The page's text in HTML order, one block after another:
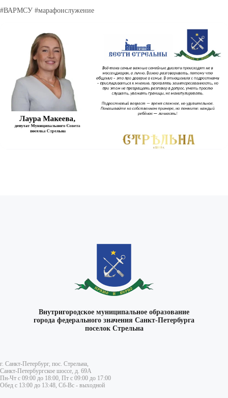
#ВАРМСУ #марафонслужение
Внутригородское муниципальное образование
города федерального значения Санкт-Петербурга
поселок Стрельна
г. Санкт-Петербург, пос. Стрельна,
Санкт-Петербургское шоссе, д. 69А
Пн-Чт с 09:00 до 18:00, Пт с 09:00 до 17:00
Обед с 13:00 до 13:48, Сб-Вс - выходной